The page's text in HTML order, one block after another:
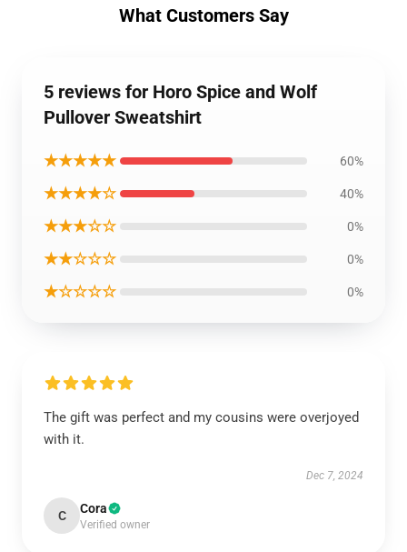
What Customers Say
5 reviews for Horo Spice and Wolf
Pullover Sweatshirt
★★★★★ 60%
★★★★☆ 40%
★★★☆☆ 0%
★★☆☆☆ 0%
★☆☆☆☆ 0%
The gift was perfect and my cousins were overjoyed
with it.
Dec 7, 2024
C Cora
Verified owner